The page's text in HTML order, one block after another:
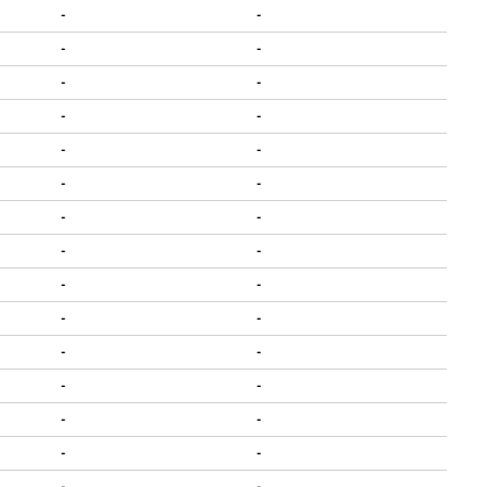
-
-
-
-
-
-
-
-
-
-
-
-
-
-
-
-
-
-
-
-
-
-
-
-
-
-
-
-